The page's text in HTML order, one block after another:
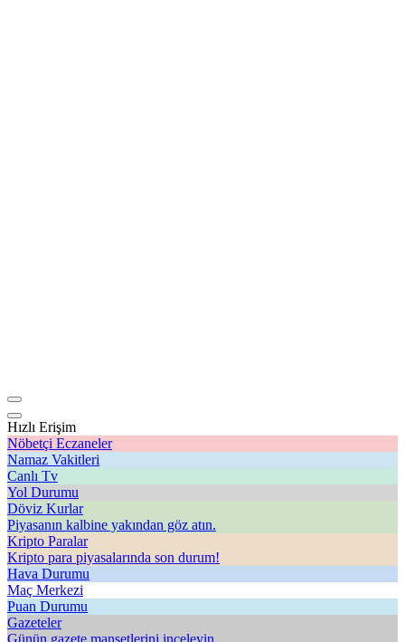
Hızlı Erişim
Nöbetçi Eczaneler
Namaz Vakitleri
Canlı Tv
Yol Durumu
Döviz Kurlar
Piyasanın kalbine yakından göz atın.
Kripto Paralar
Kripto para piyasalarında son durum!
Hava Durumu
Maç Merkezi
Puan Durumu
Gazeteler
Günün gazete manşetlerini inceleyin.